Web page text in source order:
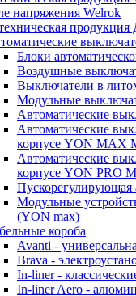
напряжения Welrok
Блоки
Воздушные
Выключатели в
Модульные
Автоматические
Автоматические
корпусе YON MAX
Автоматические
корпусе YON PRO
Пускорегулирующая
Модульные
(YON max)
короба
Avanti -
Brava -
In-liner -
In-liner Aero -